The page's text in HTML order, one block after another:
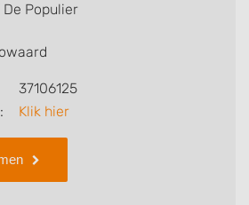
kunt een beoordeling of review
heeft met dit bedrijf.
Bekijk dan andere
inHeerhugowaard
Populier
37106125
Klik hier